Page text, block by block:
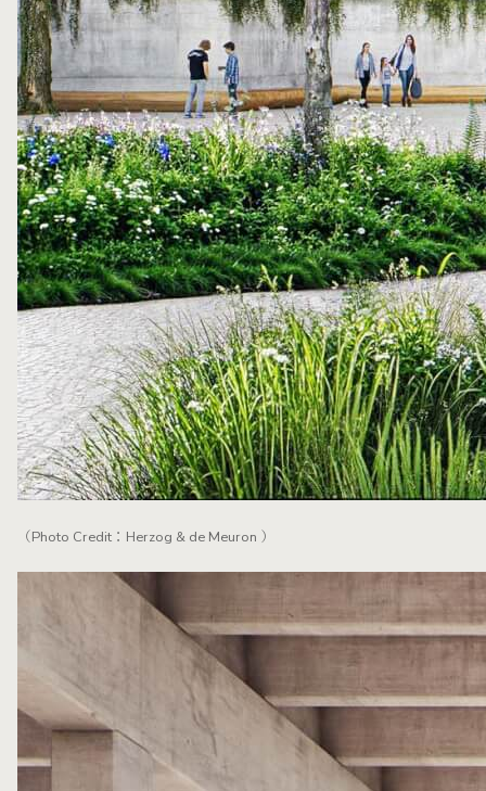
（Photo Credit：Herzog & de Meuron ）